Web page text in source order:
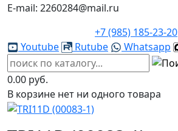
E-mail: 2260284@mail.ru
+7 (985) 185-23-20
Youtube
Rutube Whatsapp
0.00 руб.
В корзине нет ни одного товара